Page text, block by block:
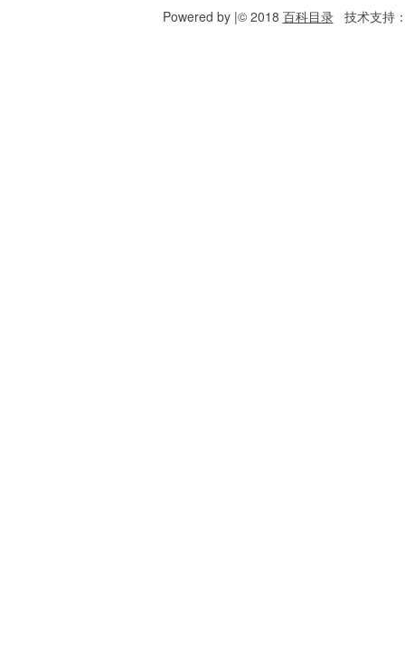
Powered by |© 2018 百科目录技术支持